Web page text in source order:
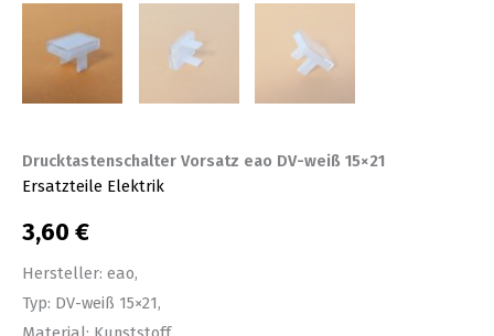
Drucktastenschalter Vorsatz eao DV-weiß 15×21
Ersatzteile Elektrik
3,60 €
Hersteller: eao,
Typ: DV-weiß 15×21,